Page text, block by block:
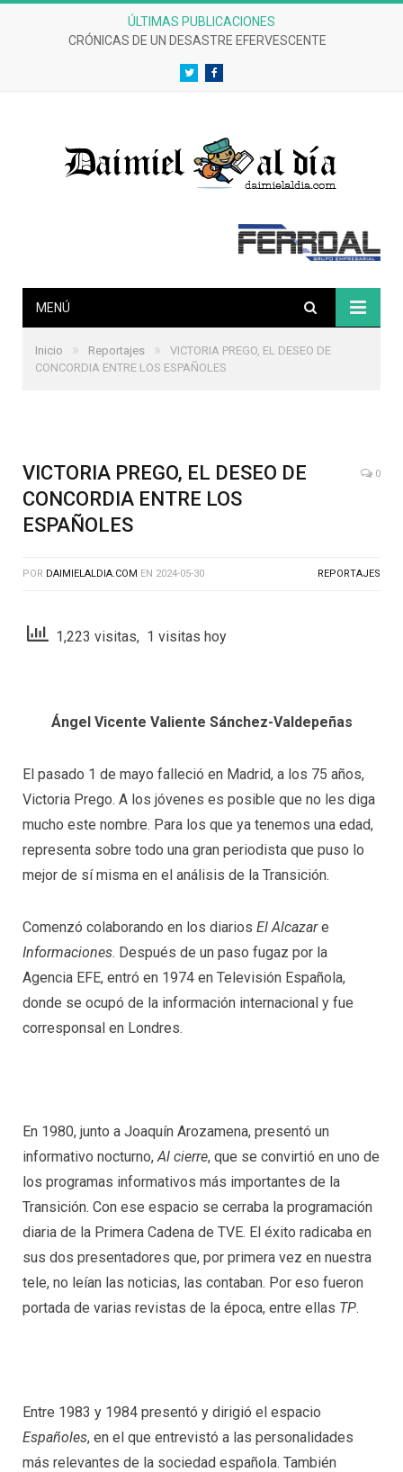
ÚLTIMAS PUBLICACIONES
CRÓNICAS DE UN DESASTRE EFERVESCENTE
TwitterFacebook
MENÚ
Inicio » Reportajes »
VICTORIA PREGO, EL DESEO DE
CONCORDIA ENTRE LOS ESPAÑOLES
VICTORIA PREGO, EL DESEO DE
CONCORDIA ENTRE LOS
ESPAÑOLES
0
POR DAIMIELALDIA.COM EN 2024-05-30 REPORTAJES
1,223 visitas, 1 visitas hoy
Ángel Vicente Valiente Sánchez-Valdepeñas
El pasado 1 de mayo falleció en Madrid, a los 75 años,
Victoria Prego. A los jóvenes es posible que no les diga
mucho este nombre. Para los que ya tenemos una edad,
representa sobre todo una gran periodista que puso lo
mejor de sí misma en el análisis de la Transición.
Comenzó colaborando en los diarios El Alcazare
Informaciones. Después de un paso fugaz por la
Agencia EFE, entró en 1974 en Televisión Española,
donde se ocupó de la información internacional y fue
corresponsal en Londres.
En 1980, junto a Joaquín Arozamena, presentó un
informativo nocturno,Al cierre, que se convirtió en uno de
los programas informativos más importantes de la
Transición. Con ese espacio se cerraba la programación
diaria de la Primera Cadena de TVE. El éxito radicaba en
sus dos presentadores que, por primera vez en nuestra
tele, no leían las noticias, las contaban. Por eso fueron
portada de varias revistas de la época, entre ellas TP.
Entre 1983 y 1984 presentó y dirigió el espacio
Españoles, en el que entrevistó a las personalidades
más relevantes de la sociedad española. También